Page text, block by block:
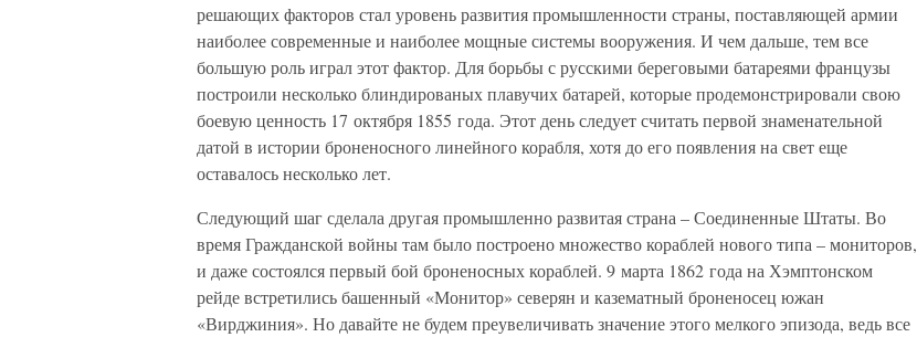
решающих факторов стал уровень развития промышленности страны, поставляющей армии
наиболее современные и наиболее мощные системы вооружения. И чем дальше, тем все
большую роль играл этот фактор. Для борьбы с русскими береговыми батареями французы
построили несколько блиндированых плавучих батарей, которые продемонстрировали свою
боевую ценность 17 октября 1855 года. Этот день следует считать первой знаменательной
датой в истории броненосного линейного корабля, хотя до его появления на свет еще
оставалось несколько лет.
Следующий шаг сделала другая промышленно развитая страна – Соединенные Штаты. Во
время Гражданской войны там было построено множество кораблей нового типа – мониторов,
и даже состоялся первый бой броненосных кораблей. 9 марта 1862 года на Хэмптонском
рейде встретились башенный «Монитор» северян и казематный броненосец южан
«Вирджиния». Но давайте не будем преувеличивать значение этого мелкого эпизода, ведь все